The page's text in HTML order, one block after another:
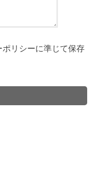
リシーに準じて保存